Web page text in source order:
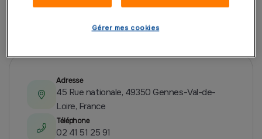
Adresse
45 Rue nationale, 49350 Gennes-Val-de-
Loire, France
Téléphone
02 41 51 25 91
Gérer mes cookies